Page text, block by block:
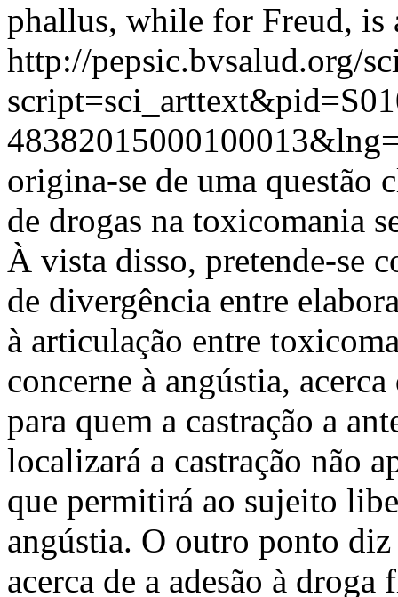
phallus, while for Freud, is
http://pepsic.bvsalud.org/
origina-se de uma questão
de drogas na toxicomania
À vista disso, pretende-se
de divergência entre
à articulação entre
concerne à angústia,
para quem a castração a
localizará a castração não
que permitirá ao sujeito
angústia. O outro ponto
acerca de a adesão à